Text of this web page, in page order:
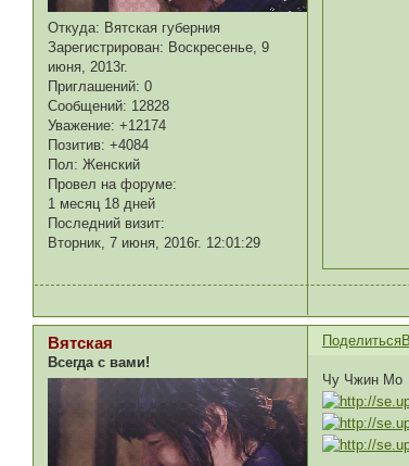
Откуда: Вятская губерния
Зарегистрирован: Воскресенье, 9
июня, 2013г.
Приглашений: 0
Сообщений: 12828
Уважение: +12174
Позитив: +4084
Пол: Женский
Провел на форуме:
1 месяц 18 дней
Последний визит:
Вторник, 7 июня, 2016г. 12:01:29
Поделиться
Вятская
Всегда с вами!
Чу Чжин Мо